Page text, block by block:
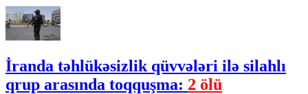
İranda təhlükəsizlik qüvvələri ilə silahlı
qrup arasında toqquşma: 2 ölü